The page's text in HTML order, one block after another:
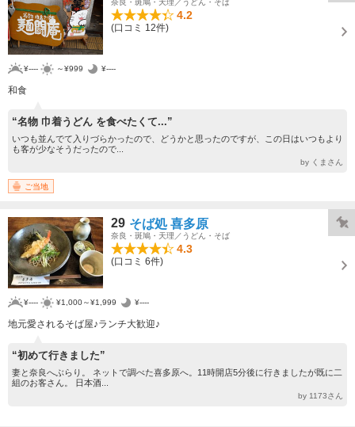
奈良・斑鳩・天理／うどん・そば
4.2
(口コミ 12件)
¥---- ～¥999 ¥----
和食
“名物 巾着うどん を食べたくて...”
いつも並んでて入りづらかったので、どうかと思ったのですが、この日はいつもより
も客が少なそうだったので...
by くまさん
ご当地
29 そば処 喜多原
奈良・斑鳩・天理／うどん・そば
4.3
(口コミ 6件)
¥---- ¥1,000～¥1,999 ¥----
地元愛されるそば屋♪ランチ大歓迎♪
“初めて行きました”
妻と奈良へぶらり。 ネットで調べた喜多原へ。11時開店5分後に行きましたが既に二
組のお客さん。 日本酒...
by 1173さん